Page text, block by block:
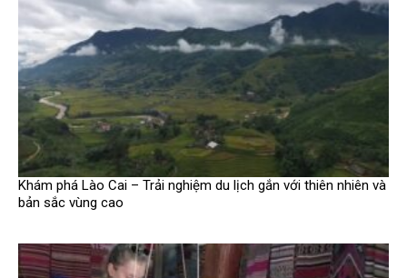
Khám phá Lào Cai – Trải nghiệm du lịch gắn với thiên nhiên và
bản sắc vùng cao